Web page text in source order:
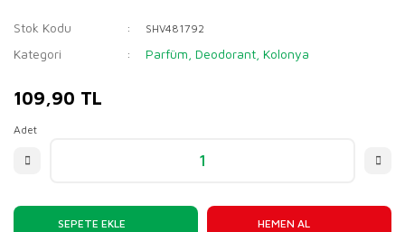
Stok Kodu SHV481792
Kategori Parfüm, Deodorant, Kolonya
109,90 TL
Adet
SEPETE EKLE HEMEN AL